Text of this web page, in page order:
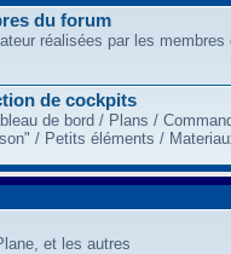
du forum
réalisées par les membres
de cockpits
de bord / Plans /
/ Petits éléments /
et les autres